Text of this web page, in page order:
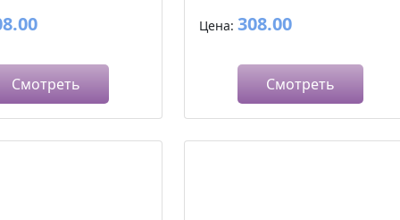
Смотреть
Цена: 308.00
Смотреть